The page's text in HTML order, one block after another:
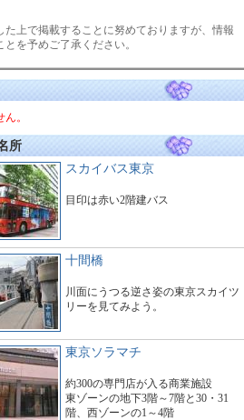
上で掲載することに努めておりますが、情報
を予めご了承ください。
。
所
スカイバス東京
目印は赤い2階建バス
十間橋
川面にうつる逆さ姿の東京スカイツ
リーを見てみよう。
東京ソラマチ
約300の専門店が入る商業施設
東ゾーンの地下3階～7階と30・31
階、西ゾーンの1～4階